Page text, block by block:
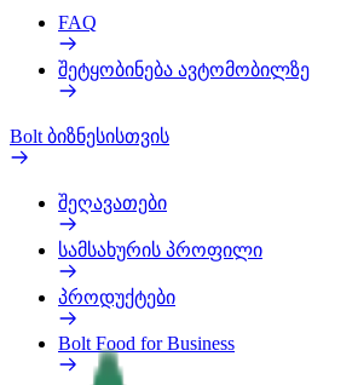
FAQ
შეტყობინება ავტომობილზე
Bolt ბიზნესისთვის
შეღავათები
სამსახურის პროფილი
პროდუქტები
Bolt Food for Business